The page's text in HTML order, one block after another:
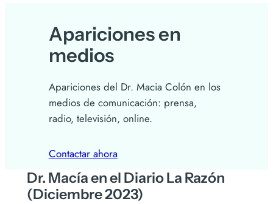
Apariciones en
medios
Apariciones del Dr. Macia Colón en los
medios de comunicación: prensa,
radio, televisión, online.
Contactar ahora
Dr. Macía en el Diario La Razón
(Diciembre 2023)